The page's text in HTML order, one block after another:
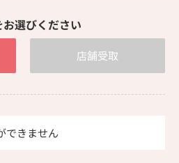
選びください
店舗受取
できません